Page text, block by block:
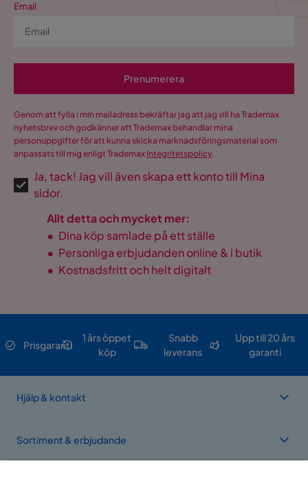
Email
Prenumerera
Genom att fylla i min mailadress bekräftar jag att jag vill ha Trademax
nyhetsbrev och godkänner att Trademax behandlar mina
personuppgifter för att kunna skicka marknadsföringsmaterial som
anpassats till mig enligt Trademax Integritetspolicy.
Ja, tack! Jag vill även skapa ett konto till Mina
sidor.
Allt detta och mycket mer:
• Dina köp samlade på ett ställe
• Personliga erbjudanden online & i butik
• Kostnadsfritt och helt digitalt
Prisgaranti
1 års öppet
köp
Snabb
leverans
Upp till 20 års
garanti
Hjälp & kontakt
Sortiment & erbjudande